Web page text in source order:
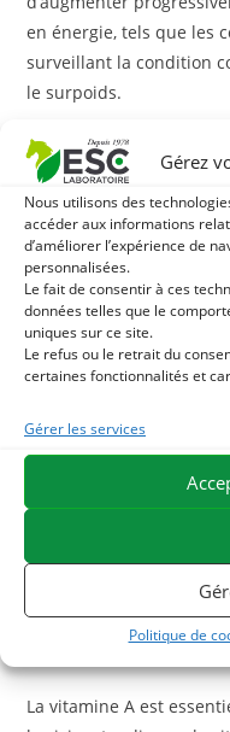
Gérez
Nous utilisons des
accéder aux informations
d’améliorer l’expérience de
personnalisées.
Le fait de consentir à ces
données telles que le
uniques sur ce site.
Le refus ou le retrait du
certaines fonctionnalités et
Gérer les services
Politique de
en énergie, tels que les
surveillant la condition
le surpoids.
Protéines de haute
Les protéines sont
lait de qualité. Les
allaitante augmentent
recommandé d’inclure
de protéines de haute
pour répondre à ces
Calcium et Phosphore
Ces deux minéraux
jument et le
riche en calcium et
La vitamine A est